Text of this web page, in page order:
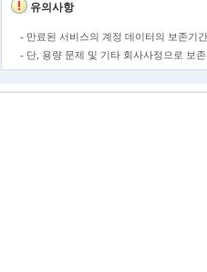
유의사항
- 만료된 서비스의 계정 데이터의 보존기
- 단, 용량 문제 및 기타 회사사정으로 보